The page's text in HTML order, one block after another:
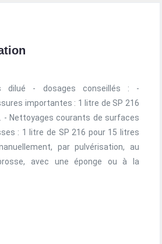
dilué - dosages conseillés : -
importantes : 1 litre de SP 216
- Nettoyages courants de surfaces
: 1 litre de SP 216 pour 15 litres
par pulvérisation, au
avec une éponge ou à la